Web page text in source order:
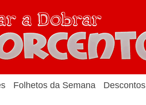
Folhetos da Semana Descontos